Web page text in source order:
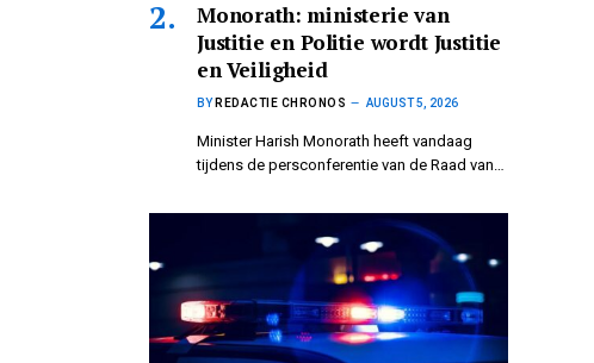
Monorath: ministerie van
Justitie en Politie wordt Justitie
en Veiligheid
BY REDACTIE CHRONOS AUGUST 5, 2026
Minister Harish Monorath heeft vandaag
tijdens de persconferentie van de Raad van…